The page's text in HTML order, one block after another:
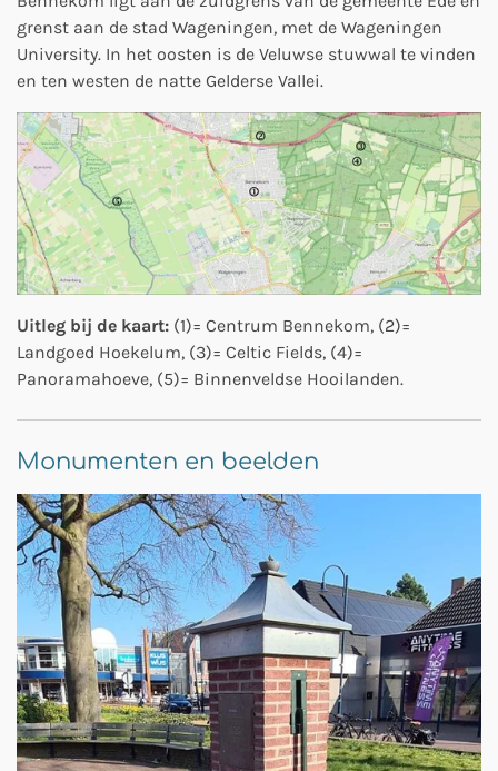
grenst aan de stad Wageningen, met de Wageningen
University. In het oosten is de Veluwse stuwwal te vinden
en ten westen de natte Gelderse Vallei.
Uitleg bij de kaart: (1)= Centrum Bennekom, (2)=
Landgoed Hoekelum, (3)= Celtic Fields, (4)=
Panoramahoeve, (5)= Binnenveldse Hooilanden.
Monumenten en beelden